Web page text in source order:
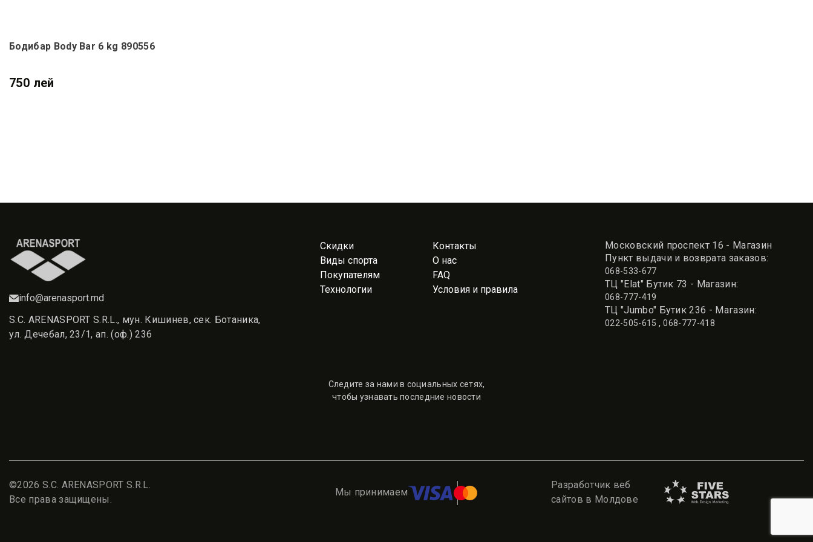
Бодибар Body Bar 6 kg 890556
750 лей
info@arenasport.md
S.C. ARENASPORT S.R.L., мун. Кишинев, сек. Ботаника,
ул. Дечебал, 23/1, ап. (оф.) 236
Скидки
Виды спорта
Покупателям
Технологии
Контакты
О нас
FAQ
Условия и правила
Московский проспект 16 - Магазин
Пункт выдачи и возврата заказов:
068-533-677
ТЦ "Elat" Бутик 73 - Магазин:
068-777-419
ТЦ "Jumbo" Бутик 236 - Магазин:
022-505-615 ,068-777-418
Следите за нами в социальных сетях,
чтобы узнавать последние новости
©2026 S.C. ARENASPORT S.R.L.
Все права защищены.
Мы принимаем
Разработчик веб
сайтов в Молдове